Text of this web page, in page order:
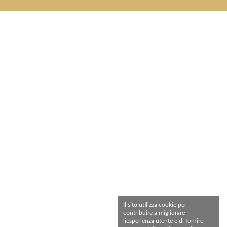
Il sito utilizza cookie per
contribuire a migliorare
liesperienza utente e di fornire